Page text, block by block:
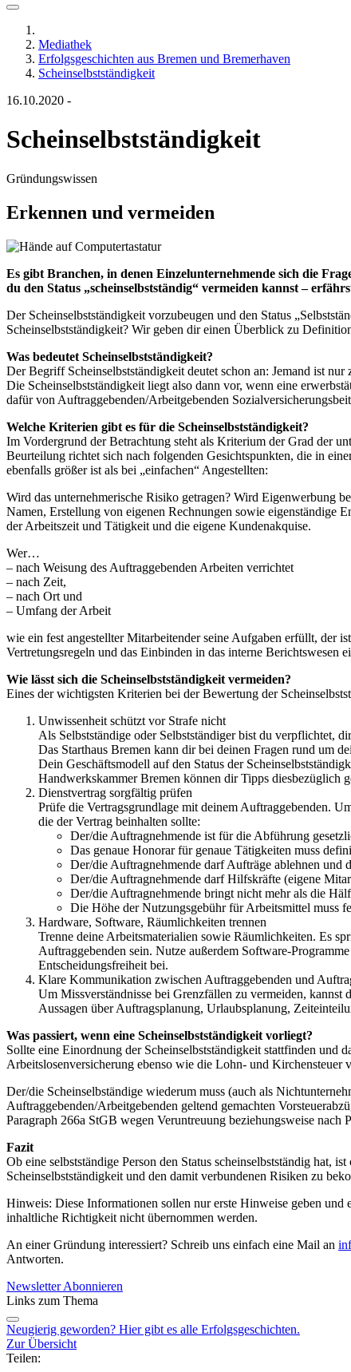
Mediathek
Erfolgsgeschichten aus Bremen und Bremerhaven
Scheinselbstständigkeit
16.10.2020 -
Scheinselbstständigkeit
Gründungswissen
Erkennen und vermeiden
Es gibt Branchen, in denen Einzelunternehmende sich die
du den Status „scheinselbstständig“ vermeiden kannst –
Der Scheinselbstständigkeit vorzubeugen und den Status
Scheinselbstständigkeit? Wir geben dir einen Überblick zu
Was bedeutet Scheinselbstständigkeit?
Der Begriff Scheinselbstständigkeit deutet schon an: Jemand ist nur
Die Scheinselbstständigkeit liegt also dann vor, wenn eine
dafür von Auftraggebenden/Arbeitgebenden
Welche Kriterien gibt es für die Scheinselbstständigkeit?
Im Vordergrund der Betrachtung steht als Kriterium der Grad der
Beurteilung richtet sich nach folgenden Gesichtspunkten, die in
ebenfalls größer ist als bei „einfachen“ Angestellten:
Wird das unternehmerische Risiko getragen? Wird Eigenwerbung
Namen, Erstellung von eigenen Rechnungen sowie eigenständige
der Arbeitszeit und Tätigkeit und die eigene Kundenakquise.
Wer…
– nach Weisung des Auftraggebenden Arbeiten verrichtet
– nach Zeit,
– nach Ort und
– Umfang der Arbeit
wie ein fest angestellter Mitarbeitender seine Aufgaben erfüllt, der
Vertretungsregeln und das Einbinden in das interne Berichtswesen
Wie lässt sich die Scheinselbstständigkeit vermeiden?
Eines der wichtigsten Kriterien bei der Bewertung der
Unwissenheit schützt vor Strafe nicht
Als Selbstständige oder Selbstständiger bist du verpflichtet,
Das Starthaus Bremen kann dir bei deinen Fragen rund um
Dein Geschäftsmodell auf den Status der
Handwerkskammer Bremen können dir Tipps diesbezüglich
Dienstvertrag sorgfältig prüfen
Prüfe die Vertragsgrundlage mit deinem Auftraggebenden.
die der Vertrag beinhalten sollte:
Der/die Auftragnehmende ist für die Abführung
Das genaue Honorar für genaue Tätigkeiten muss
Der/die Auftragnehmende darf Aufträge ablehnen und
Der/die Auftragnehmende darf Hilfskräfte (eigene
Der/die Auftragnehmende bringt nicht mehr als die
Die Höhe der Nutzungsgebühr für Arbeitsmittel muss
Hardware, Software, Räumlichkeiten trennen
Trenne deine Arbeitsmaterialien sowie Räumlichkeiten. Es
Auftraggebenden sein. Nutze außerdem Software-
Entscheidungsfreiheit bei.
Klare Kommunikation zwischen Auftraggebenden und
Um Missverständnisse bei Grenzfällen zu vermeiden,
Aussagen über Auftragsplanung, Urlaubsplanung,
Was passiert, wenn eine Scheinselbstständigkeit vorliegt?
Sollte eine Einordnung der Scheinselbstständigkeit stattfinden und
Arbeitslosenversicherung ebenso wie die Lohn- und
Der/die Scheinselbständige wiederum muss (auch als
Auftraggebenden/Arbeitgebenden geltend gemachten
Paragraph 266a StGB wegen Veruntreuung beziehungsweise
Fazit
Ob eine selbstständige Person den Status scheinselbstständig hat,
Scheinselbstständigkeit und den damit verbundenen Risiken zu
Hinweis: Diese Informationen sollen nur erste Hinweise geben
inhaltliche Richtigkeit nicht übernommen werden.
An einer Gründung interessiert? Schreib uns einfach eine Mail an
Antworten.
Newsletter Abonnieren
Links zum Thema
Neugierig geworden? Hier gibt es alle Erfolgsgeschichten.
Zur Übersicht
Teilen: